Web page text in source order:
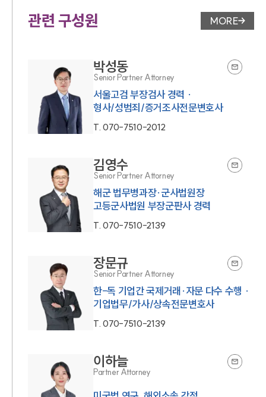
관련 구성원 변호사 페
MORE
박성동
Senior Partner Attorney
서울고검 부장검사 경력 ·
형사/성범죄/증거조사전문변호사
T.070-7510-2012
김영수
Senior Partner Attorney
해군 법무병과장·군사법원장
고등군사법원 부장군판사 경력
T.070-7510-2139
장문규
Senior Partner Attorney
한-독 기업간 국제거래·자문 다수 수행 ·
기업법무/가사/상속전문변호사
T.070-7510-2139
이하늘
Partner Attorney